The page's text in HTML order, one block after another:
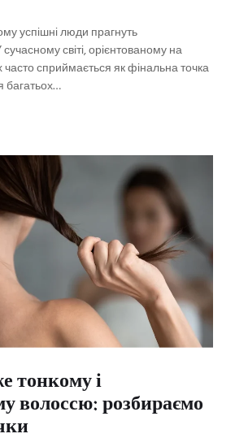
успішні люди прагнуть
світі, орієнтованому на
часто сприймається як фінальна точка
багатьох…
тонкому і
волоссю: розбираємо